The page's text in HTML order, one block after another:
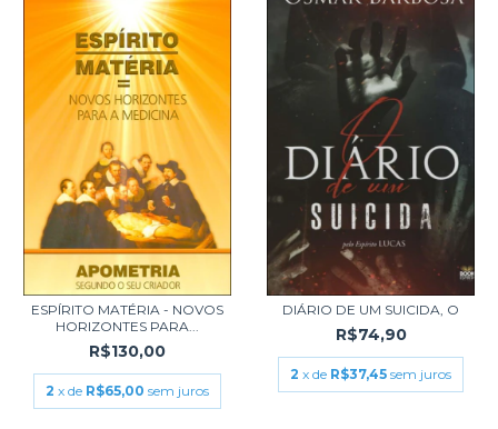
ESPÍRITO MATÉRIA - NOVOS
HORIZONTES PARA...
R$130,00
2 x de R$65,00 sem juros
DIÁRIO DE UM SUICIDA, O
R$74,90
2 x de R$37,45 sem juros